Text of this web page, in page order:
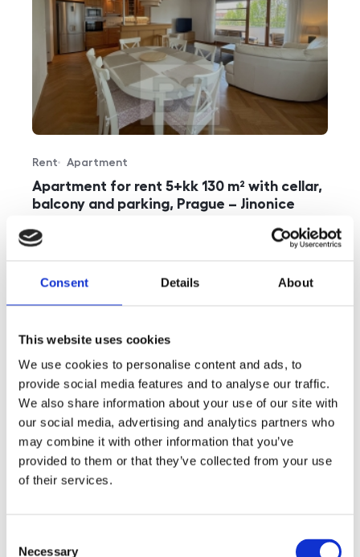
Consent Details About
This website uses cookies
We use cookies to personalise content and ads, to
provide social media features and to analyse our traffic.
We also share information about your use of our site with
our social media, advertising and analytics partners who
may combine it with other information that you’ve
provided to them or that they’ve collected from your use
of their services.
Necessary
Apartment for rent 5+kk 130 m² with cellar,
balcony and parking, Prague – Jinonice
Offer type
Rent
Property type
Apartment
rozměry
disposition
5+kk